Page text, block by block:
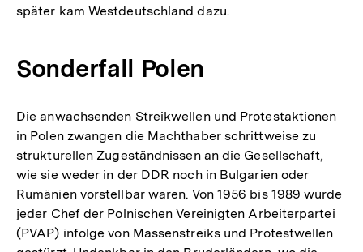
später kam Westdeutschland dazu.
Sonderfall Polen
Die anwachsenden Streikwellen und Protestaktionen
in Polen zwangen die Machthaber schrittweise zu
strukturellen Zugeständnissen an die Gesellschaft,
wie sie weder in der DDR noch in Bulgarien oder
Rumänien vorstellbar waren. Von 1956 bis 1989 wurde
jeder Chef der Polnischen Vereinigten Arbeiterpartei
(PVAP) infolge von Massenstreiks und Protestwellen